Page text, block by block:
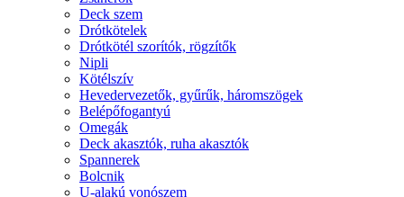
Deck szem
Drótkötelek
Drótkötél szorítók, rögzítők
Nipli
Kötélszív
Hevedervezetők, gyűrűk, háromszögek
Belépőfogantyú
Omegák
Deck akasztók, ruha akasztók
Spannerek
Bolcnik
U-alakú vonószem